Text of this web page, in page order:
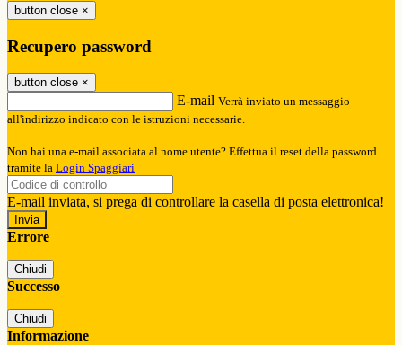
button close ×
Recupero password
button close ×
E-mail Verrà inviato un messaggio
all'indirizzo indicato con le istruzioni necessarie.
Non hai una e-mail associata al nome utente? Effettua il reset della password
tramite la Login Spaggiari
E-mail inviata, si prega di controllare la casella di posta elettronica!
Errore
Chiudi
Successo
Chiudi
Informazione